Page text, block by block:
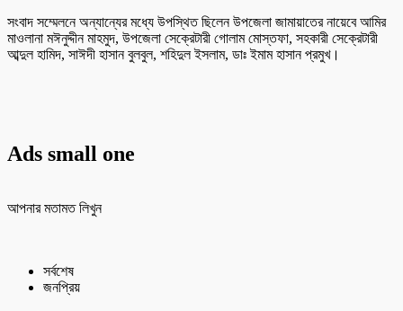
সংবাদ সম্মেলনে অন্যান্যের মধ্যে উপস্থিত ছিলেন উপজেলা জামায়াতের নায়েবে আমির
মাওলানা মঈনুদ্দীন মাহমুদ, উপজেলা সেক্রেটারী গোলাম মোস্তফা, সহকারী সেক্রেটারী
আব্দুল হামিদ, সাঈদী হাসান বুলবুল, শহিদুল ইসলাম, ডাঃ ইমাম হাসান প্রমুখ।
Ads small one
আপনার মতামত লিখুন
সর্বশেষ
জনপ্রিয়